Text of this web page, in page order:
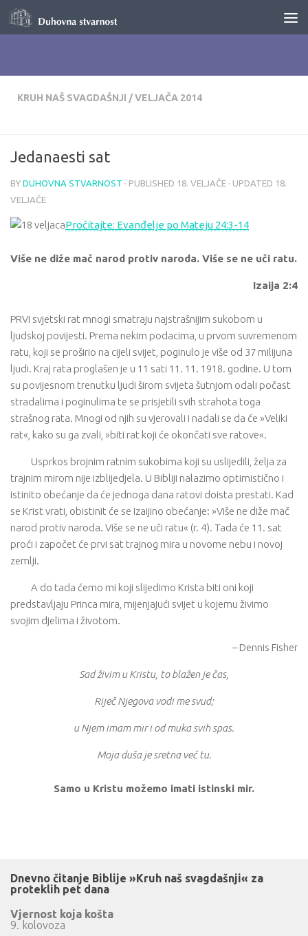
Skip to content
KRUH NAŠ SVAGDAŠNJI /VELJAČA 2014
Jedanaesti sat
BY DUHOVNA STVARNOST · PUBLISHED 18. VELJAČE · UPDATED 18.
VELJAČE
Pročitajte: Evanđelje po Mateju 24:3-14
Više ne diže mač narod protiv naroda. Više se ne uči ratu.
Izaija 2:4
PRVI svjetski rat mnogi smatraju najstrašnijim sukobom u
ljudskoj povijesti. Prema nekim podacima, u prvom suvremenom
ratu, koji se proširio na cijeli svijet, poginulo je više od 37 milijuna
ljudi. Kraj rata proglašen je u 11 sati 11. 11. 1918. godine. U tom
su povijesnom trenutku ljudi širom svijeta šutnjom odali počast
stradalima i poginulima te se prisjetili svih strahota toga
strašnog rata. Mnogi od njih su vjerovali i nadali se da će »Veliki
rat«, kako su ga zvali, »biti rat koji će okončati sve ratove«.
Usprkos brojnim ratnim sukobima koji su uslijedili, želja za
trajnim mirom nije izblijedjela. U Bibliji nalazimo optimistično i
istinito obećanje da će jednoga dana ratovi doista prestati. Kad
se Krist vrati, obistinit će se Izaijino obećanje: »Više ne diže mač
narod protiv naroda. Više se ne uči ratu« (r. 4). Tada će 11. sat
proći i započet će prvi sat trajnog mira u novome nebu i novoj
zemlji.
A do tada ćemo mi koji slijedimo Krista biti oni koji
predstavljaju Princa mira, mijenjajući svijet u kojemu živimo
svojim djelima i životom.
– Dennis Fisher
Sad živim u Kristu, to blažen je čas,
Riječ Njegova vodi me svud;
u Njem imam mir i od muka svih spas.
Moja duša je sretna već tu.
Samo u Kristu možemo imati istinski mir.
Dnevno čitanje Biblije »Kruh naš svagdašnji« za
proteklih pet dana
Vjernost koja košta
9. kolovoza